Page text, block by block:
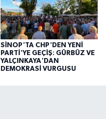
SİNOP'TA CHP'DEN YENİ
PARTİ'YE GEÇİŞ: GÜRBÜZ VE
YALÇINKAYA'DAN
DEMOKRASİ VURGUSU